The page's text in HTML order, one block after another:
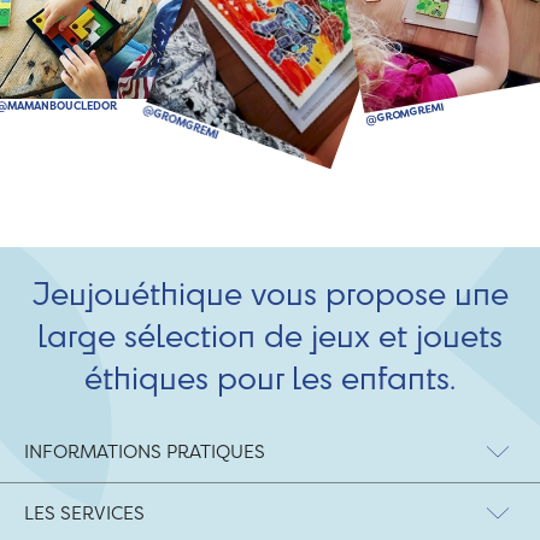
Jeujouéthique vous propose une
large sélection de jeux et jouets
éthiques pour les enfants.
INFORMATIONS PRATIQUES
LES SERVICES